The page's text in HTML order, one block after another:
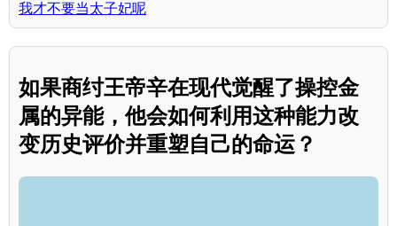
我才不要当太子妃呢
如果商纣王帝辛在现代觉醒了操控金
属的异能，他会如何利用这种能力改
变历史评价并重塑自己的命运？